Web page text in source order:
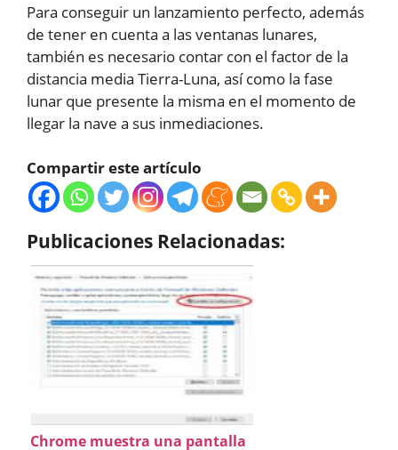
Para conseguir un lanzamiento perfecto, además
de tener en cuenta a las ventanas lunares,
también es necesario contar con el factor de la
distancia media Tierra-Luna, así como la fase
lunar que presente la misma en el momento de
llegar la nave a sus inmediaciones.
Compartir este artículo
Publicaciones Relacionadas:
Chrome muestra una pantalla